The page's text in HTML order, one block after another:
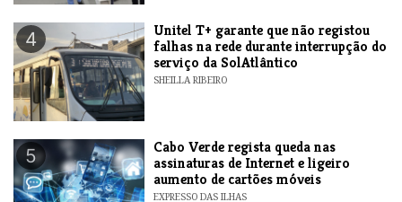
4
Unitel T+ garante que não registou
falhas na rede durante interrupção do
serviço da SolAtlântico
SHEILLA RIBEIRO
5
Cabo Verde regista queda nas
assinaturas de Internet e ligeiro
aumento de cartões móveis
EXPRESSO DAS ILHAS